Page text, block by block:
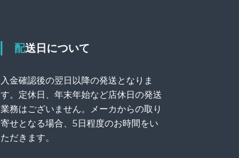
配送日について
入金確認後の翌日以降の発送となりま
す。定休日、年末年始など店休日の発送
業務はございません。メーカからの取り
寄せとなる場合、5日程度のお時間をい
ただきます。